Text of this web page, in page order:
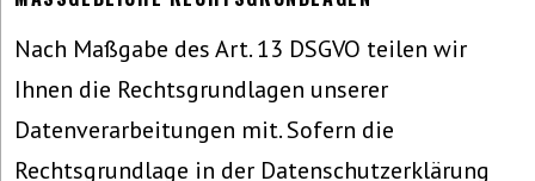
Nach Maßgabe des Art. 13 DSGVO teilen wir
Ihnen die Rechtsgrundlagen unserer
Datenverarbeitungen mit. Sofern die
Rechtsgrundlage in der Datenschutzerklärung